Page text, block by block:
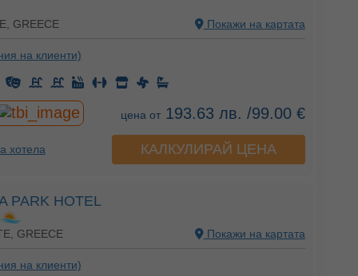
GREECE Покажи на картата
на клиенти)
цена от193.63 лв. /99.00 €
хотела КАЛКУЛИРАЙ ЦЕНА
PARK HOTEL
GREECE Покажи на картата
на клиенти)